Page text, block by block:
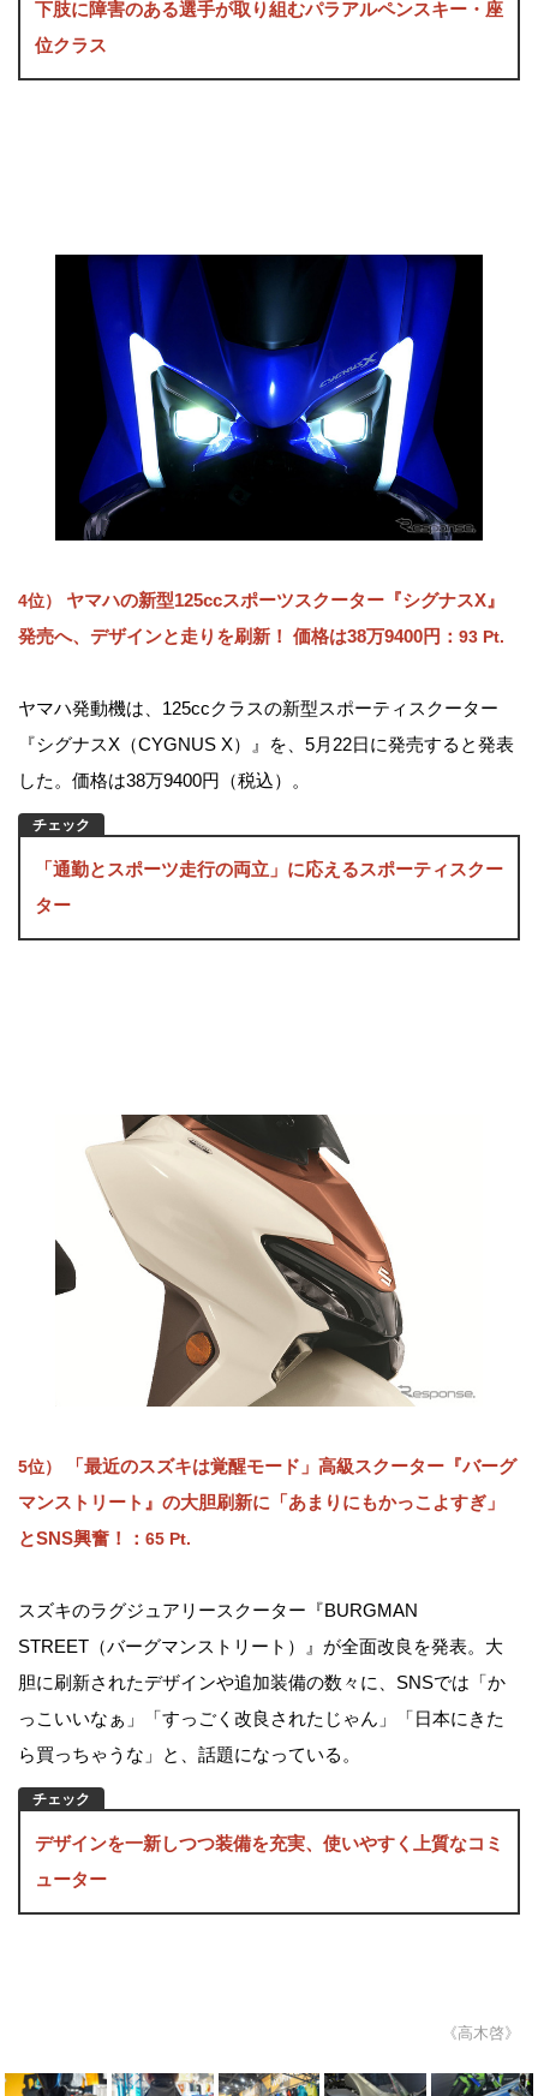
下肢に障害のある選手が取り組むパラアルペンスキー・座
位クラス
4位）
ヤマハの新型125ccスポーツスクーター『シグナスX』
発売へ、デザインと走りを刷新！ 価格は38万9400円： 93 Pt.
ヤマハ発動機は、125ccクラスの新型スポーティスクーター
『シグナスX（CYGNUS X）』を、5月22日に発売すると発表
した。価格は38万9400円（税込）。
「通勤とスポーツ走行の両立」に応えるスポーティスクー
ター
5位）
「最近のスズキは覚醒モード」高級スクーター『バーグ
マンストリート』の大胆刷新に「あまりにもかっこよすぎ」
とSNS興奮！： 65 Pt.
スズキのラグジュアリースクーター『BURGMAN
STREET（バーグマンストリート）』が全面改良を発表。大
胆に刷新されたデザインや追加装備の数々に、SNSでは「か
っこいいなぁ」「すっごく改良されたじゃん」「日本にきた
ら買っちゃうな」と、話題になっている。
デザインを一新しつつ装備を充実、使いやすく上質なコミ
ューター
《高木啓》